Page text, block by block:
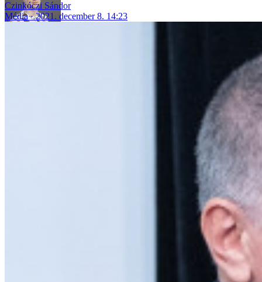
Czinkóczi Sándor
Média
2021. december 8. 14:23